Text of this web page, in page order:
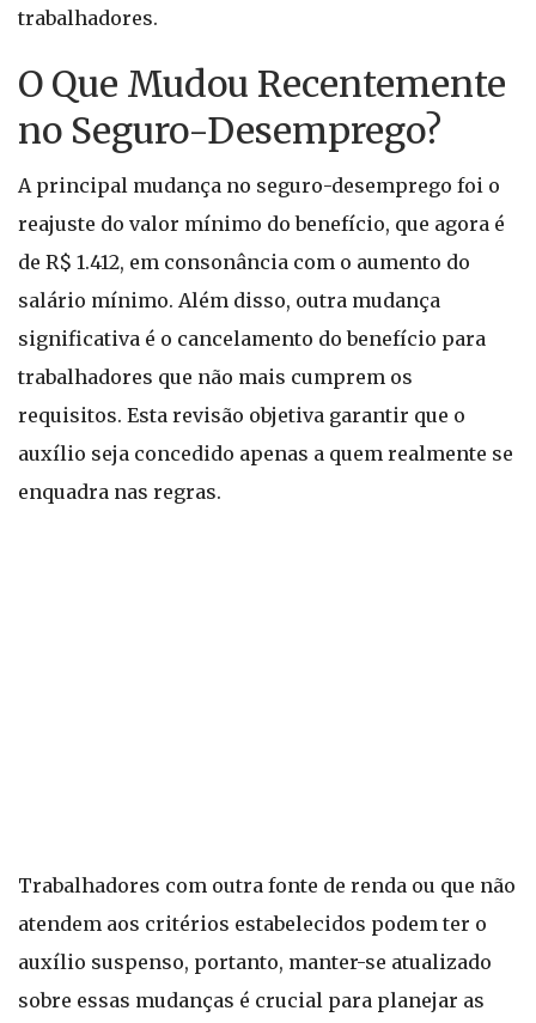
trabalhadores.
O Que Mudou Recentemente
no Seguro-Desemprego?
A principal mudança no seguro-desemprego foi o
reajuste do valor mínimo do benefício, que agora é
de R$ 1.412, em consonância com o aumento do
salário mínimo. Além disso, outra mudança
significativa é o cancelamento do benefício para
trabalhadores que não mais cumprem os
requisitos. Esta revisão objetiva garantir que o
auxílio seja concedido apenas a quem realmente se
enquadra nas regras.
Trabalhadores com outra fonte de renda ou que não
atendem aos critérios estabelecidos podem ter o
auxílio suspenso, portanto, manter-se atualizado
sobre essas mudanças é crucial para planejar as